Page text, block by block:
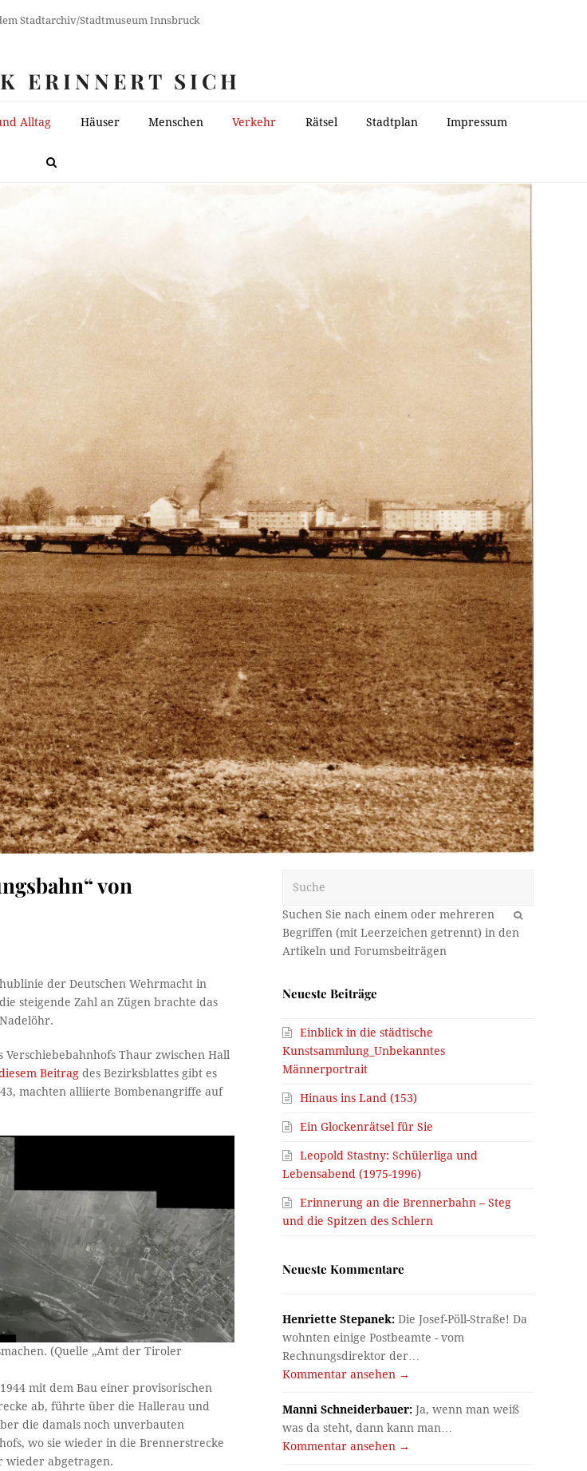
Stadtarchiv/Stadtmuseum Innsbruck
ERINNERT SICH
Alltag Häuser Menschen Verkehr Rätsel Stadtplan Impressum
von
der Deutschen Wehrmacht in
steigende Zahl an Zügen brachte das
Thaur zwischen Hall
Beitrag des Bezirksblattes gibt es
machten alliierte Bombenangriffe auf
(Quelle „Amt der Tiroler
mit dem Bau einer provisorischen
ab, führte über die Hallerau und
die damals noch unverbauten
wo sie wieder in die Brennerstrecke
wieder abgetragen.
OK
Neueste Beiträge
Einblick in die städtische
Kunstsammlung_Unbekanntes
Männerportrait
Hinaus ins Land (153)
Ein Glockenrätsel für Sie
Leopold Stastny: Schülerliga und
Lebensabend (1975-1996)
Erinnerung an die Brennerbahn – Steg
und die Spitzen des Schlern
Neueste Kommentare
Henriette Stepanek: Die Josef-Pöll-Straße! Da
wohnten einige Postbeamte - vom
Rechnungsdirektor der…
Kommentar ansehen →
Manni Schneiderbauer: Ja, wenn man weiß
was da steht, dann kann man…
Kommentar ansehen →